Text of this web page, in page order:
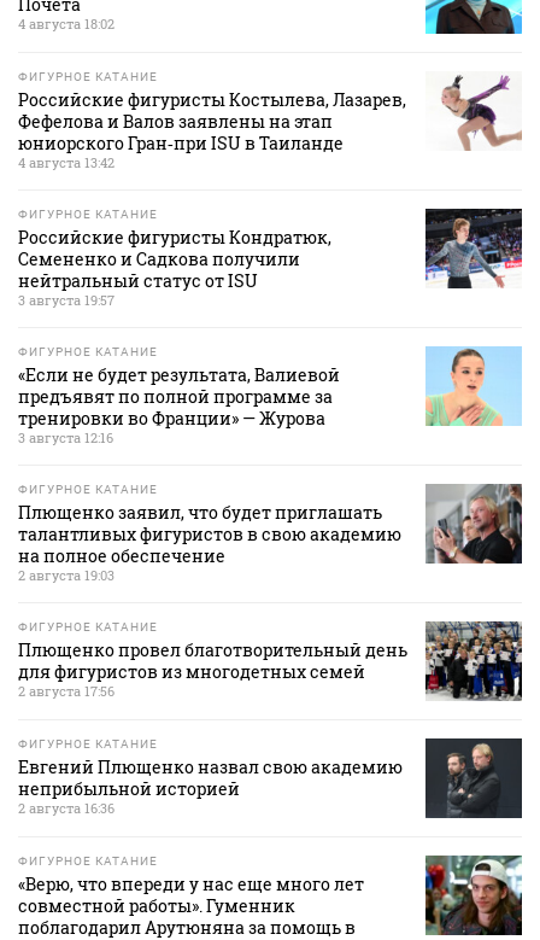
4 августа 18:02
ФИГУРНОЕ КАТАНИЕ
Российские фигуристы Костылева, Лазарев,
Фефелова и Валов заявлены на этап
юниорского Гран‑при ISU в Таиланде
4 августа 13:42
ФИГУРНОЕ КАТАНИЕ
Российские фигуристы Кондратюк,
Семененко и Садкова получили
нейтральный статус от ISU
3 августа 19:57
ФИГУРНОЕ КАТАНИЕ
«Если не будет результата, Валиевой
предъявят по полной программе за
тренировки во Франции» — Журова
3 августа 12:16
ФИГУРНОЕ КАТАНИЕ
Плющенко заявил, что будет приглашать
талантливых фигуристов в свою академию
на полное обеспечение
2 августа 19:03
ФИГУРНОЕ КАТАНИЕ
Плющенко провел благотворительный день
для фигуристов из многодетных семей
2 августа 17:56
ФИГУРНОЕ КАТАНИЕ
Евгений Плющенко назвал свою академию
неприбыльной историей
2 августа 16:36
ФИГУРНОЕ КАТАНИЕ
«Верю, что впереди у нас еще много лет
совместной работы». Гуменник
поблагодарил Арутюняна за помощь в